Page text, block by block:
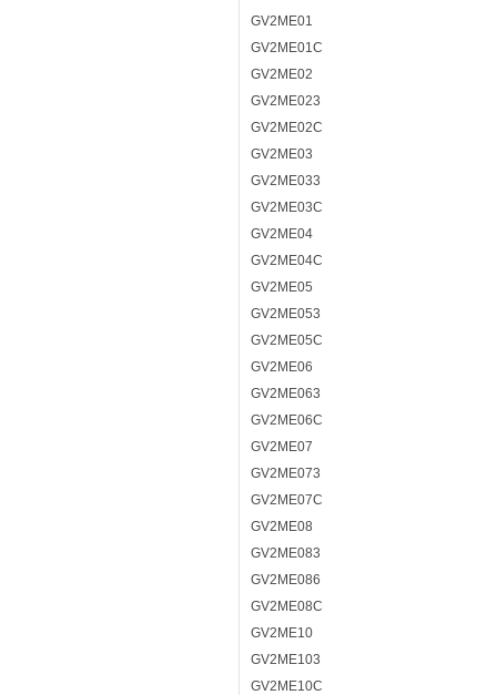
GV2ME01
GV2ME01C
GV2ME02
GV2ME023
GV2ME02C
GV2ME03
GV2ME033
GV2ME03C
GV2ME04
GV2ME04C
GV2ME05
GV2ME053
GV2ME05C
GV2ME06
GV2ME063
GV2ME06C
GV2ME07
GV2ME073
GV2ME07C
GV2ME08
GV2ME083
GV2ME086
GV2ME08C
GV2ME10
GV2ME103
GV2ME10C